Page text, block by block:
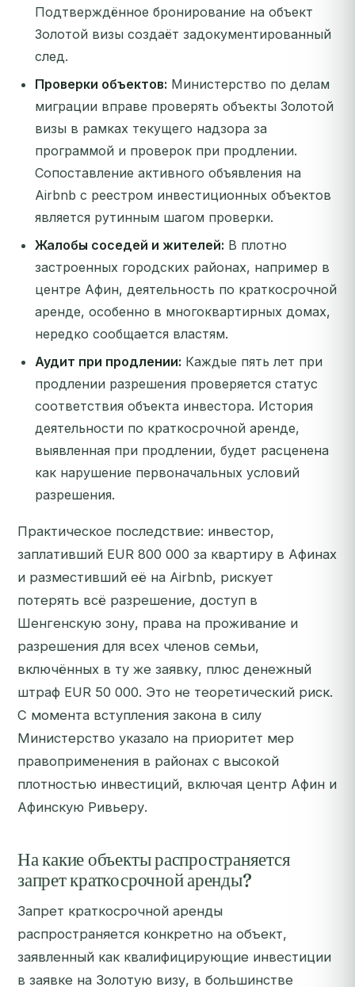
Подтверждённое бронирование на объект
Золотой визы создаёт задокументированный
след.
Проверки объектов: Министерство по делам
миграции вправе проверять объекты Золотой
визы в рамках текущего надзора за
программой и проверок при продлении.
Сопоставление активного объявления на
Airbnb с реестром инвестиционных объектов
является рутинным шагом проверки.
Жалобы соседей и жителей: В плотно
застроенных городских районах, например в
центре Афин, деятельность по краткосрочной
аренде, особенно в многоквартирных домах,
нередко сообщается властям.
Аудит при продлении: Каждые пять лет при
продлении разрешения проверяется статус
соответствия объекта инвестора. История
деятельности по краткосрочной аренде,
выявленная при продлении, будет расценена
как нарушение первоначальных условий
разрешения.
Практическое последствие: инвестор,
заплативший EUR 800 000 за квартиру в Афинах
и разместивший её на Airbnb, рискует
потерять всё разрешение, доступ в
Шенгенскую зону, права на проживание и
разрешения для всех членов семьи,
включённых в ту же заявку, плюс денежный
штраф EUR 50 000. Это не теоретический риск.
С момента вступления закона в силу
Министерство указало на приоритет мер
правоприменения в районах с высокой
плотностью инвестиций, включая центр Афин и
Афинскую Ривьеру.
На какие объекты распространяется
запрет краткосрочной аренды?
Запрет краткосрочной аренды
распространяется конкретно на объект,
заявленный как квалифицирующие инвестиции
в заявке на Золотую визу, в большинстве